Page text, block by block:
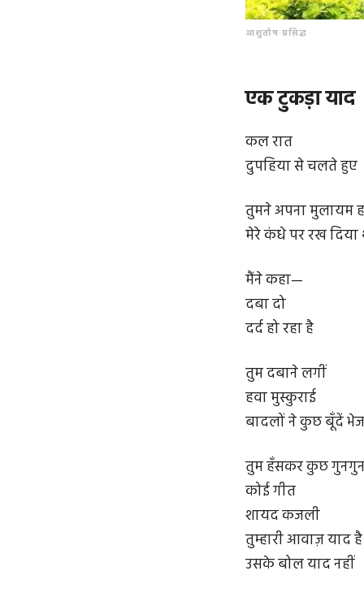
आशुतोष प्रसिद्ध
एक टुकड़ा याद
कल रात
दुपहिया से चलते हुए
तुमने अपना मुलायम
मेरे कंधे पर रख दिया
मैंने कहा—
दबा दो
दर्द हो रहा है
तुम दबाने लगीं
हवा मुस्कुराई
बादलों ने कुछ बूँदें
तुम हँसकर कुछ
कोई गीत
शायद कजली
तुम्हारी आवाज़ याद है
उसके बोल याद नहीं